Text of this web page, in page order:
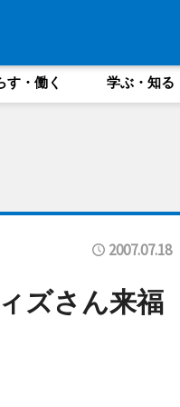
す・働く 学ぶ・知る
2007.07.18
ズさん来福